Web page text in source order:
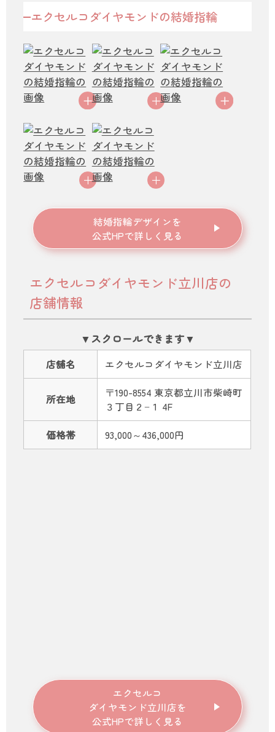
エクセルコダイヤモンドの結婚指輪
結婚指輪デザインを
公式HPで詳しく見る
エクセルコダイヤモンド立川店の
店舗情報
店舗名 エクセルコダイヤモンド立川店
所在地
〒190-8554 東京都立川市柴崎町
３丁目２−１ 4F
価格帯 93,000～436,000円
エクセルコ
ダイヤモンド立川店を
公式HPで詳しく見る